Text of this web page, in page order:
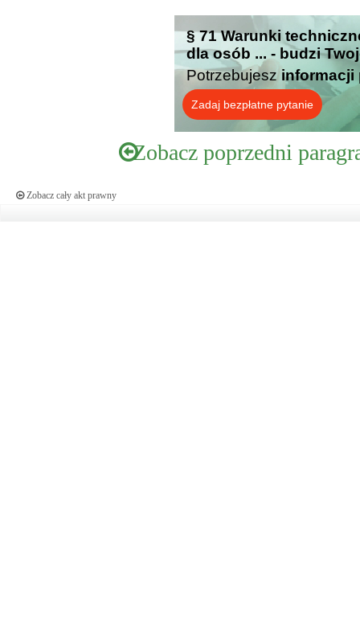
§ 71 Warunki
dla osób ... - budzi
Potrzebujesz informacji
Zadaj bezpłatne pytanie
Zobacz poprzedni
Zobacz cały akt prawny